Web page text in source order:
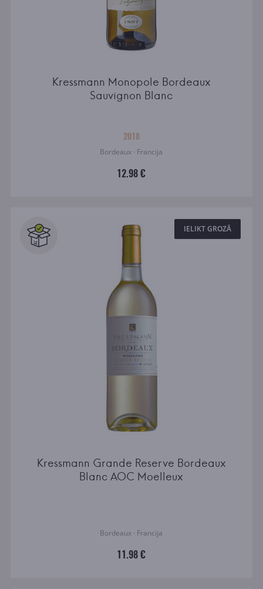
Kressmann Monopole Bordeaux
Sauvignon Blanc
2018
Bordeaux · Francija
12.98 €
IELIKT GROZĀ
Kressmann Grande Reserve Bordeaux
Blanc AOC Moelleux
Bordeaux · Francija
11.98 €